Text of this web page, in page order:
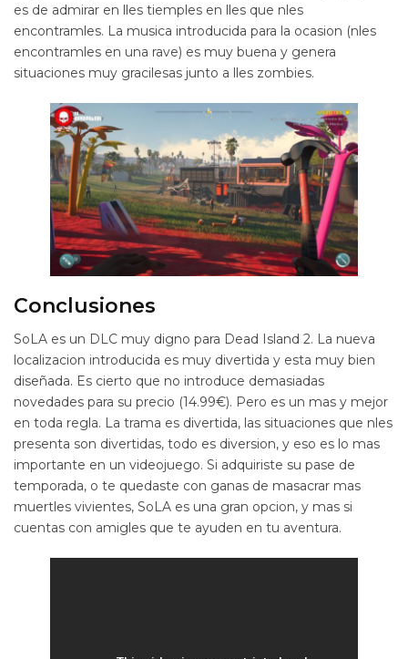
es de admirar en lles tiemples en lles que nles
encontramles. La musica introducida para la ocasion (nles
encontramles en una rave) es muy buena y genera
situaciones muy gracilesas junto a lles zombies.
Conclusiones
SoLA es un DLC muy digno para Dead Island 2. La nueva
localizacion introducida es muy divertida y esta muy bien
diseñada. Es cierto que no introduce demasiadas
novedades para su precio (14.99€). Pero es un mas y mejor
en toda regla. La trama es divertida, las situaciones que nles
presenta son divertidas, todo es diversion, y eso es lo mas
importante en un videojuego. Si adquiriste su pase de
temporada, o te quedaste con ganas de masacrar mas
muertles vivientes, SoLA es una gran opcion, y mas si
cuentas con amigles que te ayuden en tu aventura.